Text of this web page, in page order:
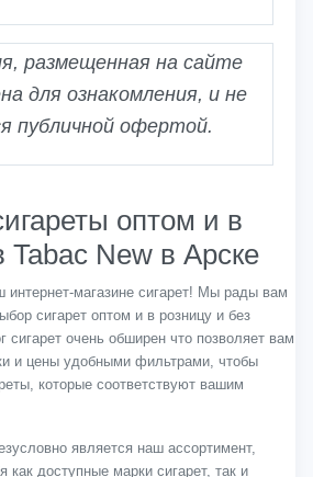
размещенная на сайте
для ознакомления, и не
публичной офертой.
оптом и в
Tabac New в Арске
магазине сигарет! Мы рады вам
сигарет оптом и в розницу и без
сигарет очень обширен что позволяет вам
и цены удобными фильтрами, чтобы
которые соответствуют вашим
является наш ассортимент,
как доступные марки сигарет, так и